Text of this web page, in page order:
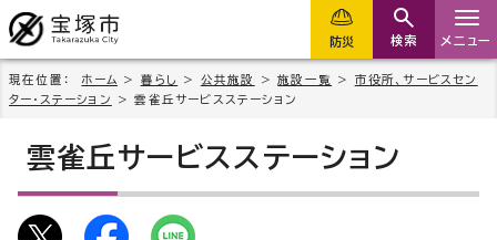
防災 検索 メニュー
現在位置： ホーム > 暮らし > 公共施設 >施設一覧 > 市役所、サービスセン
ター・ステーション
> 雲雀丘サービスステーション
雲雀丘サービスステーション